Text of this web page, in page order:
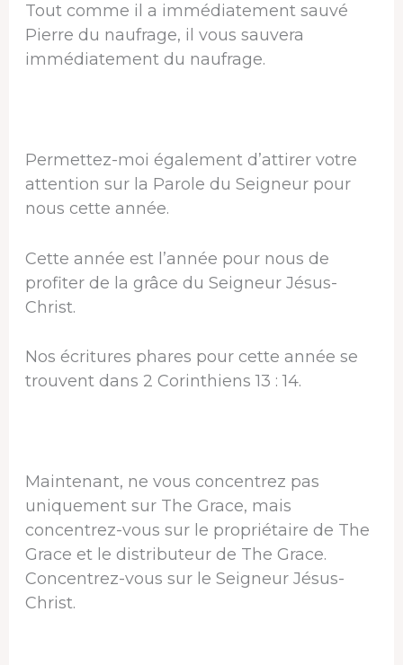
Tout comme il a immédiatement sauvé
Pierre du naufrage, il vous sauvera
immédiatement du naufrage.
Permettez-moi également d’attirer votre
attention sur la Parole du Seigneur pour
nous cette année.
Cette année est l’année pour nous de
profiter de la grâce du Seigneur Jésus-
Christ.
Nos écritures phares pour cette année se
trouvent dans 2 Corinthiens 13 : 14.
Maintenant, ne vous concentrez pas
uniquement sur The Grace, mais
concentrez-vous sur le propriétaire de The
Grace et le distributeur de The Grace.
Concentrez-vous sur le Seigneur Jésus-
Christ.